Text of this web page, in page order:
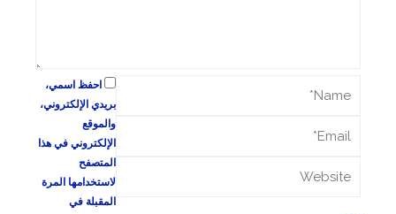
احفظ اسمي،
بريدي الإلكتروني،
والموقع
الإلكتروني في هذا
المتصفح
لاستخدامها المرة
المقبلة في